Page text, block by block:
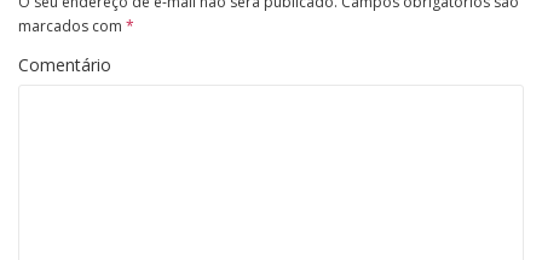
marcados com *
Comentário